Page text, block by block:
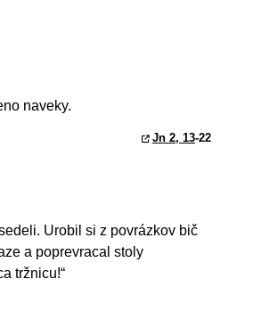
naveky.
Jn 2, 13-22
Urobil si z povrázkov bič
a poprevracal stoly
tržnicu!“